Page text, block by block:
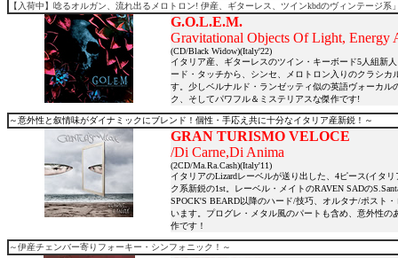
【入荷中】唸るオルガン、流れ出るメロトロン! 伊産、ギターレス、ツインkbdのヴィンテージ
G.O.L.E.M.
Gravitational Objects Of Light, Energy
(CD/Black Widow)(Italy'22)
イタリア産、ギターレスのツイン・キーボード5人組新
ード・タッチから、シンセ、メロトロン入りのクラシ
す。少しベルナルド・ランゼッティ似の英語ヴォーカ
ク、そしてパワフル＆ミステリアスな傑作です!
～意外性と叙情味がダイナミックにブレンド！個性・手応え共に十分なイタリア産新鋭！～
GRAN TURISMO VELOCE
/Di Carne,Di Anima
(2CD/Ma.Ra.Cash)(Italy'11)
イタリアのLizardレーベルが送り出した、4ピース(イタ
ク系新鋭の1st。レーベル・メイトのRAVEN SADの
SPOCK'S BEARD以降のハード/技巧、オルタナ/ポスト
います。プログレ・メタル風のパートも含め、意外性
作です！
～伊産チェンバー寄りフォーキー・シンフォニック！～